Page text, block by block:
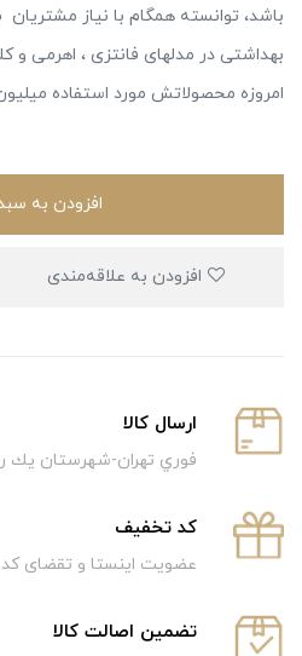
باشد، توانسته همگام با نیاز
بهداشتی در مدلهای فانتزی ، اهرمی و
امروزه محصولاتش مورد استفاده
افزودن به
ارسال كالا
فوري تهران-شهرستان يك
كد تخفيف
عضویت اینستا و تقضای کد
تضمین اصالت کالا